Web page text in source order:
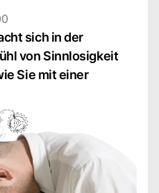
sich in der
von Sinnlosigkeit
Sie mit einer